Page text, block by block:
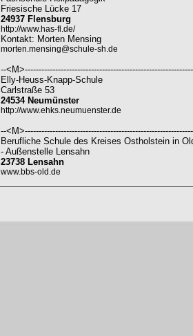
Friesische Lücke 17
24937 Flensburg
http://www.has-fl.de/
Kontakt: Morten Mensing
morten.mensing@schule-sh.de
--
Elly-Heuss-Knapp-Schule
Carlstraße 53
24534 Neumünster
http://www.ehks.neumuenster.de
--
Berufliche Schule des Kreises Ostholstein in
- Außenstelle Lensahn
23738 Lensahn
www.bbs-old.de